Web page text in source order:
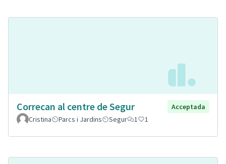
Correcan al centre de Segur
Acceptada
Cristina
Parcs i Jardins Segur 1 1